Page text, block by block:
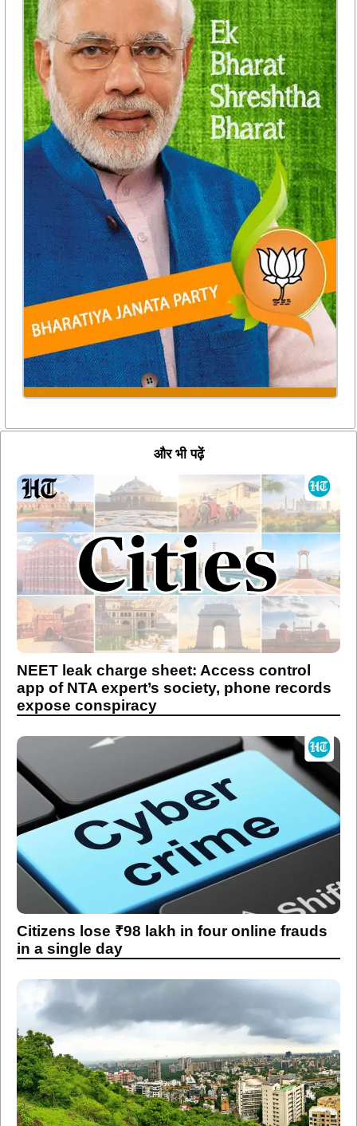
और भी पढ़ें
NEET leak charge sheet: Access control
app of NTA expert’s society, phone records
expose conspiracy
Citizens lose ₹98 lakh in four online frauds
in a single day